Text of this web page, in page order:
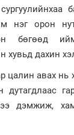
нэг орон
бөгөөд
хувьд дахин
цалин авах нь
дутагдлаас
дэмжиж,